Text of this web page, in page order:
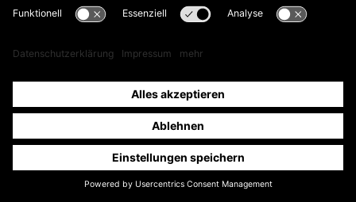
Unterkünfte